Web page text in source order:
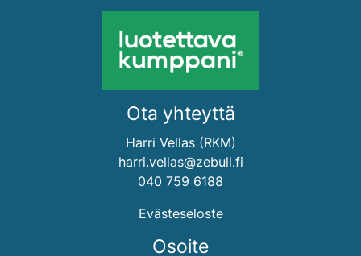
Ota yhteyttä
Harri Vellas (RKM)
harri.vellas@zebull.fi
040 759 6188
Evästeseloste
Osoite